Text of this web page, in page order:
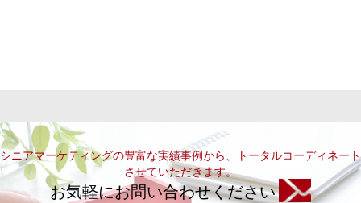
シニアマーケティングの豊富な実績事例から、トータルコーディネート
させていただきます。
お気軽にお問い合わせください